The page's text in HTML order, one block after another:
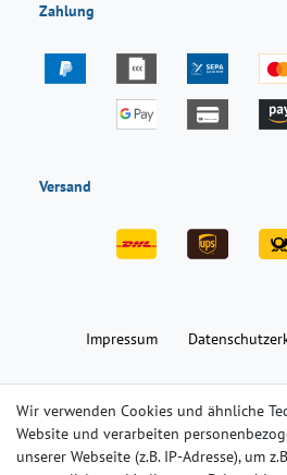
Zahlung
Versand
Impressum
Barrierefreiheitserklärung
Wir verwenden Cookies und ähnliche
Website und verarbeiten
unserer Webseite (z.B. IP-Adresse), um
© Copyright 2024-2025 | Alle